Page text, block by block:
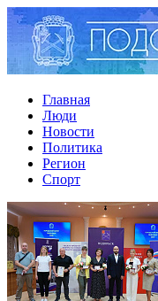
Главная
Люди
Новости
Политика
Регион
Спорт